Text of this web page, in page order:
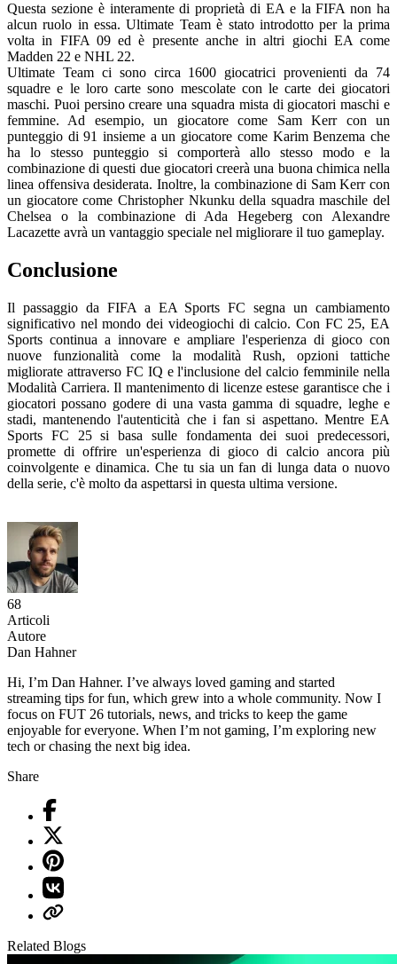
Questa sezione è interamente di proprietà di EA e la FIFA non ha
alcun ruolo in essa. Ultimate Team è stato introdotto per la prima
volta in FIFA 09 ed è presente anche in altri giochi EA come
Madden 22 e NHL 22.
Ultimate Team ci sono circa 1600 giocatrici provenienti da 74
squadre e le loro carte sono mescolate con le carte dei giocatori
maschi. Puoi persino creare una squadra mista di giocatori maschi e
femmine. Ad esempio, un giocatore come Sam Kerr con un
punteggio di 91 insieme a un giocatore come Karim Benzema che
ha lo stesso punteggio si comporterà allo stesso modo e la
combinazione di questi due giocatori creerà una buona chimica nella
linea offensiva desiderata. Inoltre, la combinazione di Sam Kerr con
un giocatore come Christopher Nkunku della squadra maschile del
Chelsea o la combinazione di Ada Hegeberg con Alexandre
Lacazette avrà un vantaggio speciale nel migliorare il tuo gameplay.
Conclusione
Il passaggio da FIFA a EA Sports FC segna un cambiamento
significativo nel mondo dei videogiochi di calcio. Con FC 25, EA
Sports continua a innovare e ampliare l'esperienza di gioco con
nuove funzionalità come la modalità Rush, opzioni tattiche
migliorate attraverso FC IQ e l'inclusione del calcio femminile nella
Modalità Carriera. Il mantenimento di licenze estese garantisce che i
giocatori possano godere di una vasta gamma di squadre, leghe e
stadi, mantenendo l'autenticità che i fan si aspettano. Mentre EA
Sports FC 25 si basa sulle fondamenta dei suoi predecessori,
promette di offrire un'esperienza di gioco di calcio ancora più
coinvolgente e dinamica. Che tu sia un fan di lunga data o nuovo
della serie, c'è molto da aspettarsi in questa ultima versione.
68
Articoli
Autore
Dan Hahner
Hi, I’m Dan Hahner. I’ve always loved gaming and started
streaming tips for fun, which grew into a whole community. Now I
focus on FUT 26 tutorials, news, and tricks to keep the game
enjoyable for everyone. When I’m not gaming, I’m exploring new
tech or chasing the next big idea.
Share
Related Blogs